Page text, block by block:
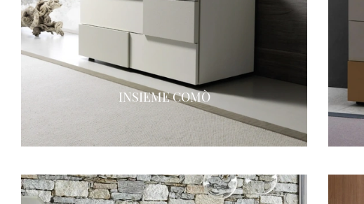
INSIEME COMÒ